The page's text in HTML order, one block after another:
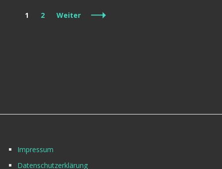
Beitragsnavigation
Seite
1 Seite
2 Weiter
Impressum
Datenschutzerklärung